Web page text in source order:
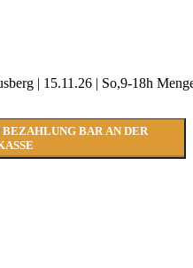
| 15.11.26 | So,9-18h
BAR AN DER